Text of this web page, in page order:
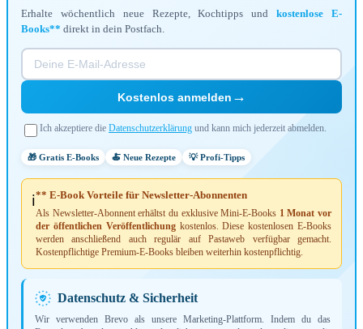
Erhalte wöchentlich neue Rezepte, Kochtipps undkostenlose E-
Books** direkt in dein Postfach.
Kostenlos anmelden →
Ich akzeptiere die Datenschutzerklärung und kann mich jederzeit abmelden.
🎁 Gratis E-Books 🍝 Neue Rezepte 💡 Profi-Tipps
ℹ️** E-Book Vorteile für Newsletter-Abonnenten
Als Newsletter-Abonnent erhältst du exklusive Mini-E-Books 1 Monat vor
der öffentlichen Veröffentlichungkostenlos. Diese kostenlosen E-Books
werden anschließend auch regulär auf Pastaweb verfügbar gemacht.
Kostenpflichtige Premium-E-Books bleiben weiterhin kostenpflichtig.
Datenschutz & Sicherheit
Wir verwenden Brevo als unsere Marketing-Plattform. Indem du das